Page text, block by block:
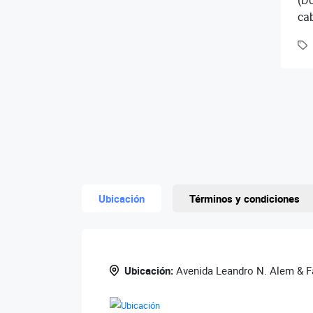
Ubicación Términos y condiciones
Ubicación: Avenida Leandro N. Alem &